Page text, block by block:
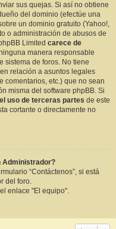
sus quejas. Si así no obtiene
del dominio (efectúe una
un dominio gratuito (Yahoo!,
o administración de abusos de
Limited carece de
manera responsable
sistema de foros. No tiene
relación a asuntos legales
comentarios, etc.) que no sean
misma del software phpBB. Si
uso de terceras partes de este
cortante o directamente no
Administrador?
“Contáctenos”, si está
del foro.
enlace "El equipo".